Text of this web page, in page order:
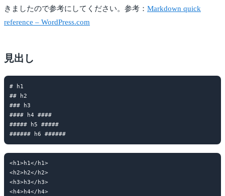
きましたので参考にしてください。参考： Markdown quick
reference – WordPress.com
見出し
# h1
## h2
### h3
#### h4 ####
##### h5 #####
<h1>h1</h1>
<h2>h2</h2>
<h3>h3</h3>
<h4>h4</h4>